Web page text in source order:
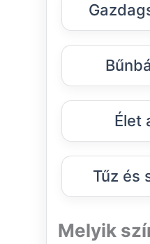
Élet
Tűz és
Melyik